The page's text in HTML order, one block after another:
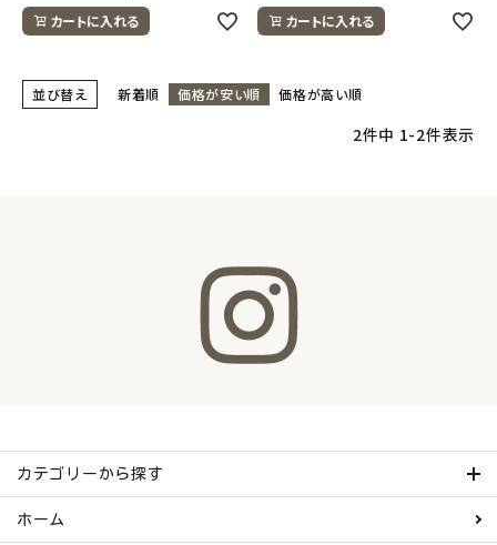
カートに入れる カートに入れる
並び替え 新着順 価格が安い順 価格が高い順
2件中 1-2件表示
カテゴリーから探す
ホーム